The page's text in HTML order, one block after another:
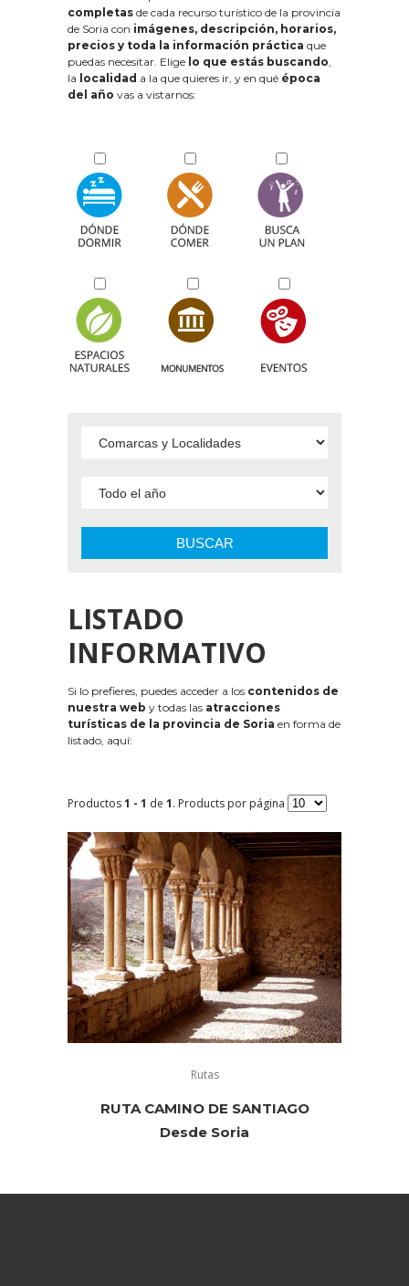
completas de cada recurso turístico de la provincia
de Soria con imágenes, descripción, horarios,
precios y toda la información práctica que
puedas necesitar. Elige lo que estás buscando,
la localidad a la que quieres ir, y en qué época
del año vas a vistarnos:
BUSCAR
LISTADO
INFORMATIVO
Si lo prefieres, puedes acceder a los contenidos de
nuestra web y todas las atracciones
turísticas de la provincia de Soria en forma de
listado, aquí:
Productos1 - 1 de 1. Products por página
Rutas
RUTA CAMINO DE SANTIAGO
Desde Soria